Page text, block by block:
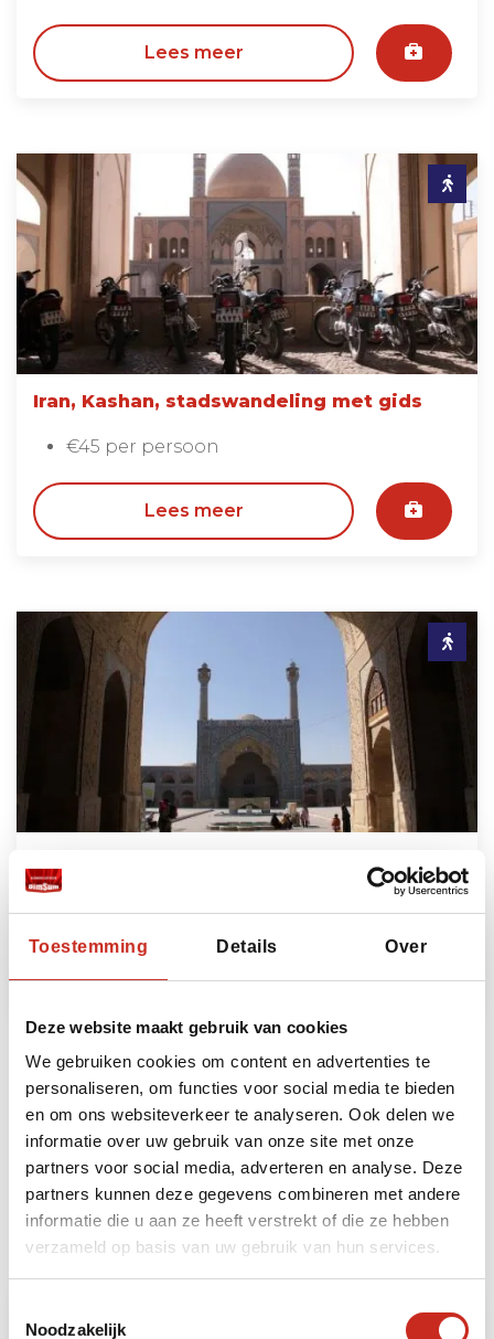
Toestemming Details Over
Deze website maakt gebruik van cookies
We gebruiken cookies om content en advertenties te
personaliseren, om functies voor social media te bieden
en om ons websiteverkeer te analyseren. Ook delen we
informatie over uw gebruik van onze site met onze
partners voor social media, adverteren en analyse. Deze
partners kunnen deze gegevens combineren met andere
informatie die u aan ze heeft verstrekt of die ze hebben
verzameld op basis van uw gebruik van hun services.
Noodzakelijk
Lees meer
Iran, Kashan, stadswandeling met gids
€45 per persoon
Lees meer
Bekijk alle excursies
Bouwstenen
Heeft u ruimte voor nog meer beleving? Dan kunt
u uw reis naar Iran uitbreiden met de volgende